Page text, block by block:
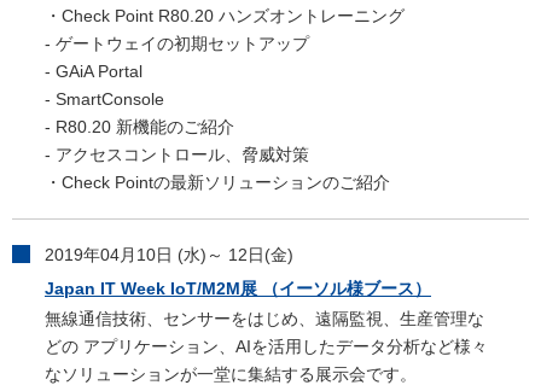
・Check Point R80.20 ハンズオントレーニング
- ゲートウェイの初期セットアップ
- GAiA Portal
- SmartConsole
- R80.20 新機能のご紹介
- アクセスコントロール、脅威対策
・Check Pointの最新ソリューションのご紹介
2019年04月10日 (水)～ 12日(金)
Japan IT Week IoT/M2M展 （イーソル様ブース）
無線通信技術、センサーをはじめ、遠隔監視、生産管理な
どの アプリケーション、AIを活用したデータ分析など様々
なソリューションが一堂に集結する展示会です。